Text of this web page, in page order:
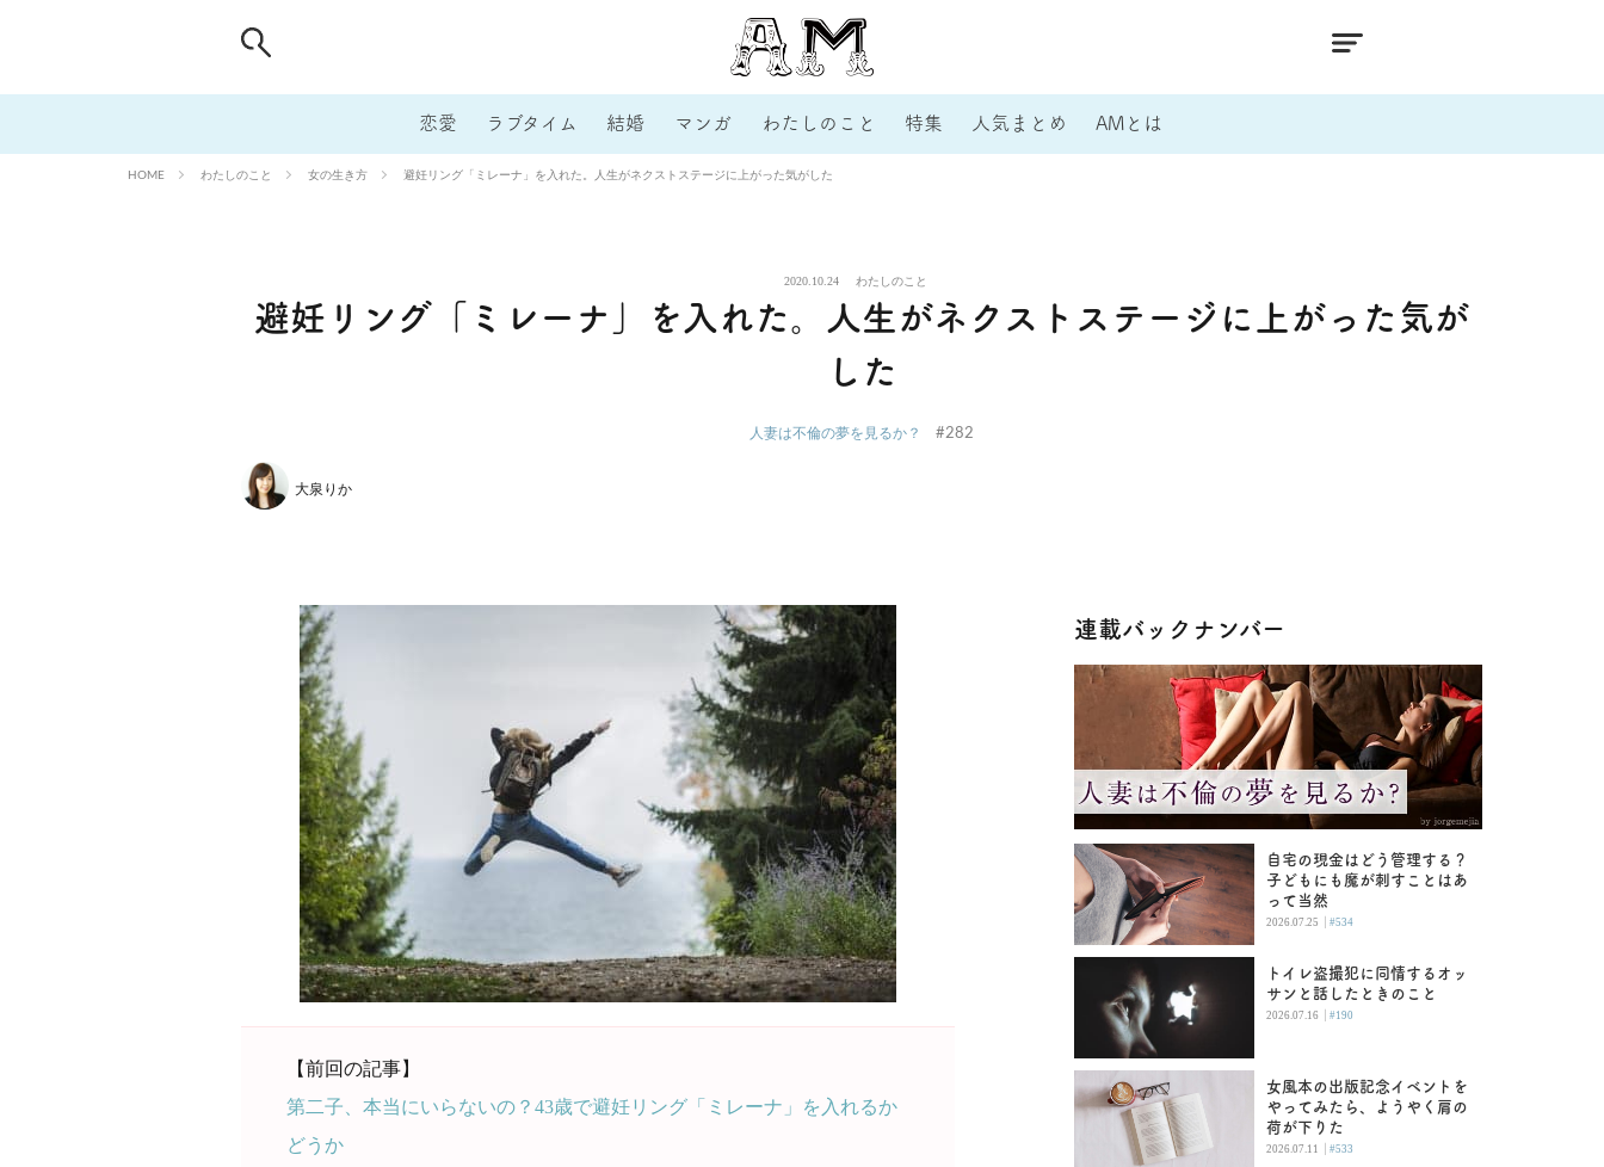
恋愛 ラブタイム 結婚 マンガ わたしのこと 特集 人気まとめ AMとは
HOME わたしのこと 女の生き方 避妊リング「ミレーナ」を入れた。人生がネクストステージに上がった気がした
2020.10.24 わたしのこと
避妊リング「ミレーナ」を入れた。人生がネクストステージに上がった気が
した
人妻は不倫の夢を見るか？ #282
大泉りか
【前回の記事】
第二子、本当にいらないの？43歳で避妊リング「ミレーナ」を入れるか
どうか
連載バックナンバー
自宅の現金はどう管理する？
子どもにも魔が刺すことはあ
って当然
2026.07.25 | #534
トイレ盗撮犯に同情するオッ
サンと話したときのこと
2026.07.16 | #190
女風本の出版記念イベントを
やってみたら、ようやく肩の
荷が下りた
2026.07.11 | #533